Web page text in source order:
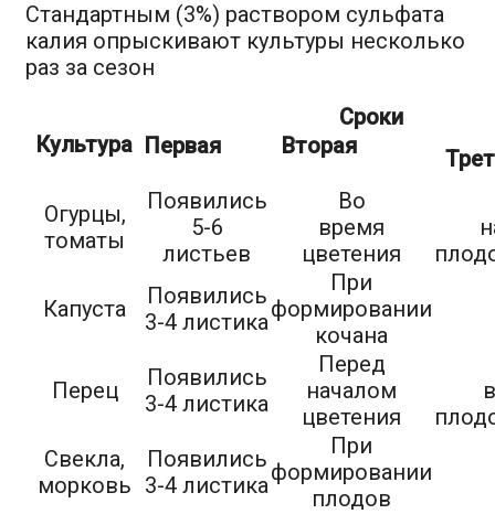
Стандартным (3%) раствором сульфата
калия опрыскивают культуры несколько
раз за сезон
Культура
Сроки
Первая
Вторая
Огурцы,
томаты
Появились
5-6
листьев
Во
время
цветения
Капуста
Появились
3-4 листика
При
формировании
кочана
Перец
Появились
3-4 листика
Перед
началом
цветения
Свекла,
морковь
Появились
3-4 листика
При
формировании
плодов